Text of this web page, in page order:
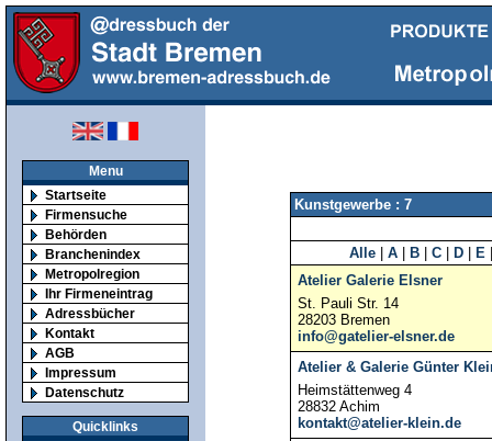
Menu
Startseite
Firmensuche
Behörden
Branchenindex
Metropolregion
Ihr Firmeneintrag
Adressbücher
Kontakt
AGB
Impressum
Datenschutz
Quicklinks
Kunstgewerbe : 7
Alle A B C D E
Atelier Galerie Elsner
St. Pauli Str. 14
28203 Bremen
info@gatelier-elsner.de
Atelier & Galerie Günter
Heimstättenweg 4
28832 Achim
kontakt@atelier-klein.de